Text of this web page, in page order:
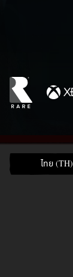
ไทย (TH)